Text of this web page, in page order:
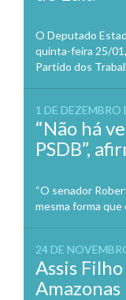
O Deputado
quinta-feira 25/
Partido dos
1 DE DEZEMBRO
“Não há
PSDB”,
“O senador
mesma forma
24 DE
Assis
Amazonas